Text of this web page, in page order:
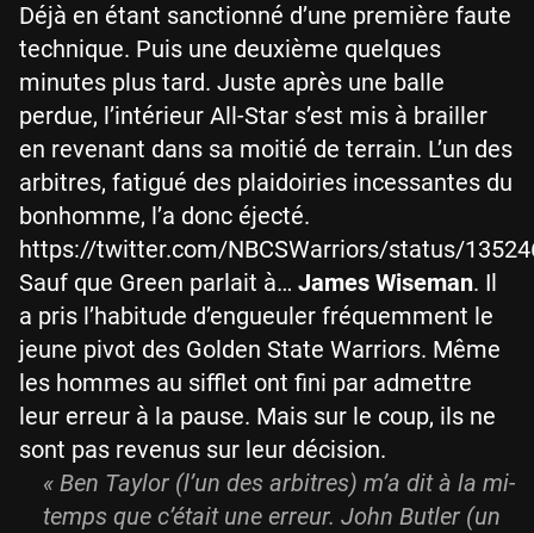
Déjà en étant sanctionné d’une première faute
technique. Puis une deuxième quelques
minutes plus tard. Juste après une balle
perdue, l’intérieur All-Star s’est mis à brailler
en revenant dans sa moitié de terrain. L’un des
arbitres, fatigué des plaidoiries incessantes du
bonhomme, l’a donc éjecté.
https://twitter.com/NBCSWarriors/status/
Sauf que Green parlait à… James Wiseman. Il
a pris l’habitude d’engueuler fréquemment le
jeune pivot des Golden State Warriors. Même
les hommes au sifflet ont fini par admettre
leur erreur à la pause. Mais sur le coup, ils ne
sont pas revenus sur leur décision.
« Ben Taylor (l’un des arbitres) m’a dit à la mi-
temps que c’était une erreur. John Butler (un